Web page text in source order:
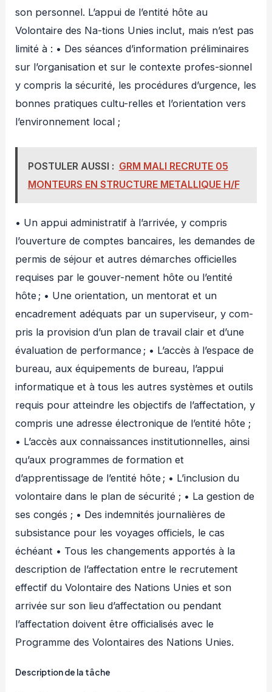
son personnel. L’appui de l’entité hôte au
Volontaire des Na-tions Unies inclut, mais n’est pas
limité à : • Des séances d’information préliminaires
sur l’organisation et sur le contexte profes-sionnel
y compris la sécurité, les procédures d’urgence, les
bonnes pratiques cultu-relles et l’orientation vers
l’environnement local ;
POSTULER AUSSI : GRM MALI RECRUTE 05
MONTEURS EN STRUCTURE METALLIQUE H/F
• Un appui administratif à l’arrivée, y compris
l’ouverture de comptes bancaires, les demandes de
permis de séjour et autres démarches officielles
requises par le gouver-nement hôte ou l’entité
hôte ; • Une orientation, un mentorat et un
encadrement adéquats par un superviseur, y com-
pris la provision d’un plan de travail clair et d’une
évaluation de performance ; • L’accès à l’espace de
bureau, aux équipements de bureau, l’appui
informatique et à tous les autres systèmes et outils
requis pour atteindre les objectifs de l’affectation, y
compris une adresse électronique de l’entité hôte ;
• L’accès aux connaissances institutionnelles, ainsi
qu’aux programmes de formation et
d’apprentissage de l’entité hôte ; • L’inclusion du
volontaire dans le plan de sécurité ; • La gestion de
ses congés ; • Des indemnités journalières de
subsistance pour les voyages officiels, le cas
échéant • Tous les changements apportés à la
description de l’affectation entre le recrutement
effectif du Volontaire des Nations Unies et son
arrivée sur son lieu d’affectation ou pendant
l’affectation doivent être officialisés avec le
Programme des Volontaires des Nations Unies.
Description de la tâche